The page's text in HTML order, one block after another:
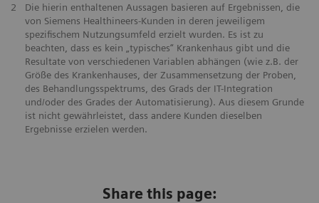
2
Die hierin enthaltenen Aussagen basieren auf Ergebnissen, die
von Siemens Healthineers-Kunden in deren jeweiligem
spezifischem Nutzungsumfeld erzielt wurden. Es ist zu
beachten, dass es kein „typisches“ Krankenhaus gibt und die
Resultate von verschiedenen Variablen abhängen (wie z.B. der
Größe des Krankenhauses, der Zusammensetzung der Proben,
des Behandlungsspektrums, des Grads der IT-Integration
und/oder des Grades der Automatisierung). Aus diesem Grunde
ist nicht gewährleistet, dass andere Kunden dieselben
Ergebnisse erzielen werden.
Share this page: